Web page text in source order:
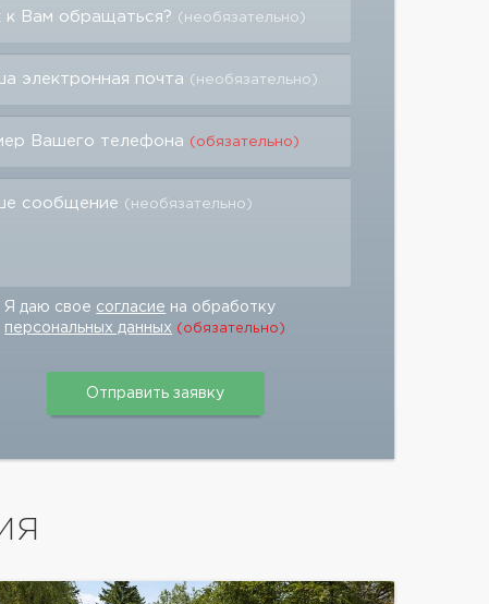
к Вам обращаться? (необязательно)
электронная почта (необязательно)
Вашего телефона (обязательно)
сообщение (необязательно)
Я даю свое согласие на обработку
персональных данных (обязательно)